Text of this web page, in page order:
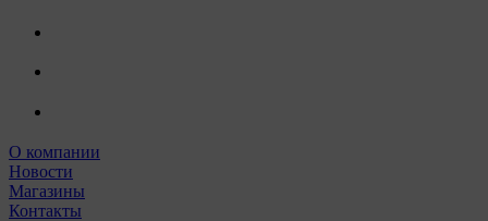
О компании
Новости
Магазины
Контакты